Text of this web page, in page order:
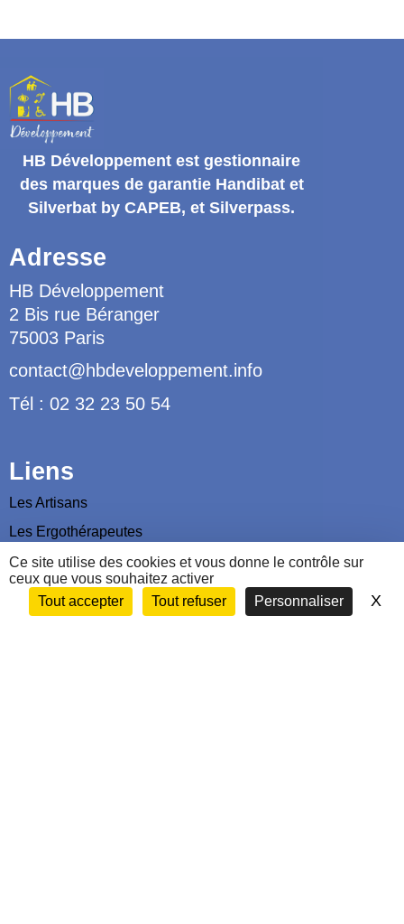
Ce site utilise des cookies et vous donne le contrôle sur
ceux que vous souhaitez activer
Tout accepter
Tout refuser Personnaliser X
HB Développement est gestionnaire
des marques de garantie Handibat et
Silverbat by CAPEB, et Silverpass.
Adresse
HB Développement
2 Bis rue Béranger
75003 Paris
contact@hbdeveloppement.info
Tél : 02 32 23 50 54
Liens
Les Artisans
Les Ergothérapeutes
Nous contacter